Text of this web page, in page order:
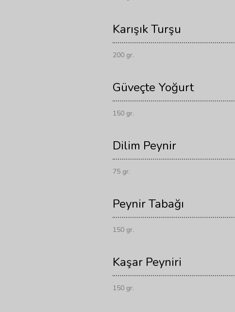
Karışık Turşu
200 gr.
Güveçte Yoğurt
150 gr.
Dilim Peynir
75 gr.
Peynir Tabağı
150 gr.
Kaşar Peyniri
150 gr.